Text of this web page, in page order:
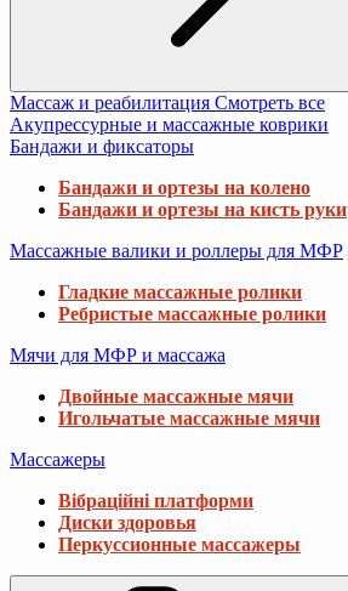
Массаж и реабилитация Смотреть все
Акупрессурные и массажные коврики
Бандажи и фиксаторы
Бандажи и ортезы на колено
Бандажи и ортезы на кисть руки
Массажные валики и роллеры для МФР
Гладкие массажные ролики
Ребристые массажные ролики
Мячи для МФР и массажа
Двойные массажные мячи
Игольчатые массажные мячи
Массажеры
Вібраційні платформи
Диски здоровья
Перкуссионные массажеры